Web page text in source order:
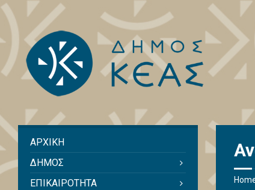
ΑΡΧΙΚΗ
ΔΗΜΟΣ
ΕΠΙΚΑΙΡΟΤΗΤΑ